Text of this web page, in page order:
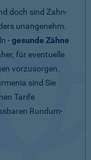
doch sind Zahn-
unangenehm.
-gesunde Zähne
für eventuelle
vorzusorgen.
sind Sie
Tarife
Rundum-